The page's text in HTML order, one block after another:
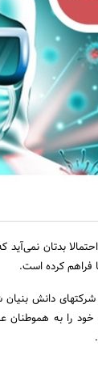
بدتان نمی‌آید
فراهم کرده است.
دانش
خود را به